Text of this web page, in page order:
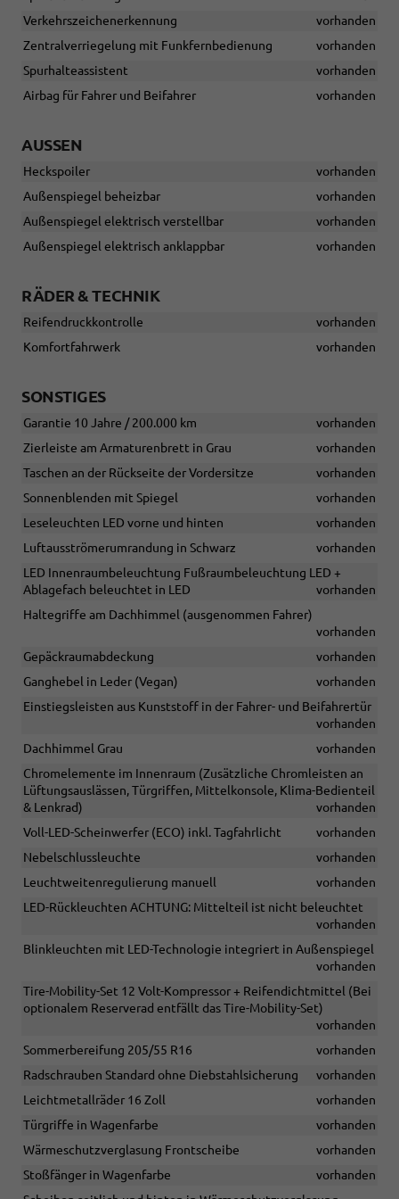
Verkehrszeichenerkennung
vorhanden
Zentralverriegelung mit Funkfernbedienung
vorhanden
Spurhalteassistent
vorhanden
Airbag für Fahrer und Beifahrer
vorhanden
AUSSEN
Heckspoiler
vorhanden
Außenspiegel beheizbar
vorhanden
Außenspiegel elektrisch verstellbar
vorhanden
Außenspiegel elektrisch anklappbar
vorhanden
RÄDER & TECHNIK
Reifendruckkontrolle
vorhanden
Komfortfahrwerk
vorhanden
SONSTIGES
Garantie 10 Jahre / 200.000 km
vorhanden
Zierleiste am Armaturenbrett in Grau
vorhanden
Taschen an der Rückseite der Vordersitze
vorhanden
Sonnenblenden mit Spiegel
vorhanden
Leseleuchten LED vorne und hinten
vorhanden
Luftausströmerumrandung in Schwarz
vorhanden
LED Innenraumbeleuchtung Fußraumbeleuchtung LED +
Ablagefach beleuchtet in LED
vorhanden
Haltegriffe am Dachhimmel (ausgenommen Fahrer)
vorhanden
Gepäckraumabdeckung
vorhanden
Ganghebel in Leder (Vegan)
vorhanden
Einstiegsleisten aus Kunststoff in der Fahrer- und Beifahrertür
vorhanden
Dachhimmel Grau
vorhanden
Chromelemente im Innenraum (Zusätzliche Chromleisten an
Lüftungsauslässen, Türgriffen, Mittelkonsole, Klima-Bedienteil
& Lenkrad)
vorhanden
Voll-LED-Scheinwerfer (ECO) inkl. Tagfahrlicht
vorhanden
Nebelschlussleuchte
vorhanden
Leuchtweitenregulierung manuell
vorhanden
LED-Rückleuchten ACHTUNG: Mittelteil ist nicht beleuchtet
vorhanden
Blinkleuchten mit LED-Technologie integriert in Außenspiegel
vorhanden
Tire-Mobility-Set 12 Volt-Kompressor + Reifendichtmittel (Bei
optionalem Reserverad entfällt das Tire-Mobility-Set)
vorhanden
Sommerbereifung 205/55 R16
vorhanden
Radschrauben Standard ohne Diebstahlsicherung
vorhanden
Leichtmetallräder 16 Zoll
vorhanden
Türgriffe in Wagenfarbe
vorhanden
Wärmeschutzverglasung Frontscheibe
vorhanden
Stoßfänger in Wagenfarbe
vorhanden